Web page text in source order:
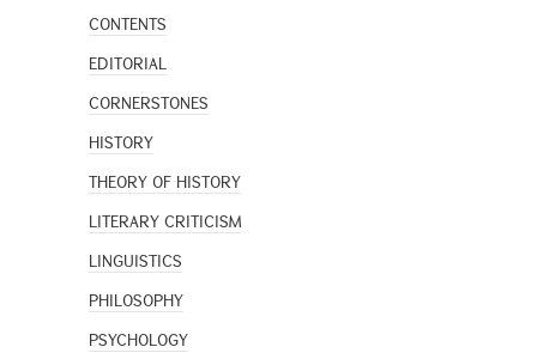
CONTENTS
EDITORIAL
CORNERSTONES
HISTORY
THEORY OF HISTORY
LITERARY CRITICISM
LINGUISTICS
PHILOSOPHY
PSYCHOLOGY